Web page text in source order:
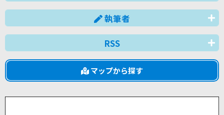
執筆者
RSS
マップから探す